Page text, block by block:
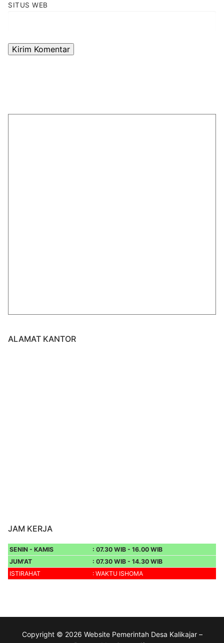
SITUS WEB
ALAMAT KANTOR
JAM KERJA
SENIN - KAMIS
: 07.30 WIB - 16.00 WIB
JUM'AT
: 07.30 WIB - 14.30 WIB
ISTIRAHAT
: WAKTU ISHOMA
Copyright © 2026 Website Pemerintah Desa Kalikajar –